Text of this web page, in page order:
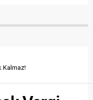
Kalmaz!